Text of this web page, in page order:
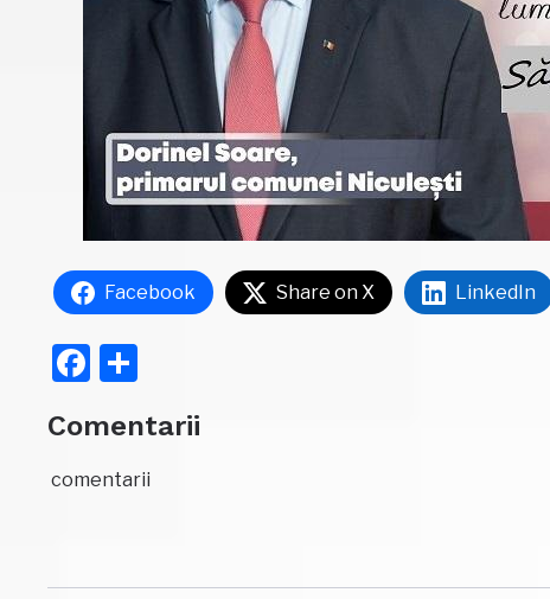
Facebook Share on X LinkedIn
Facebook
Comentarii
comentarii